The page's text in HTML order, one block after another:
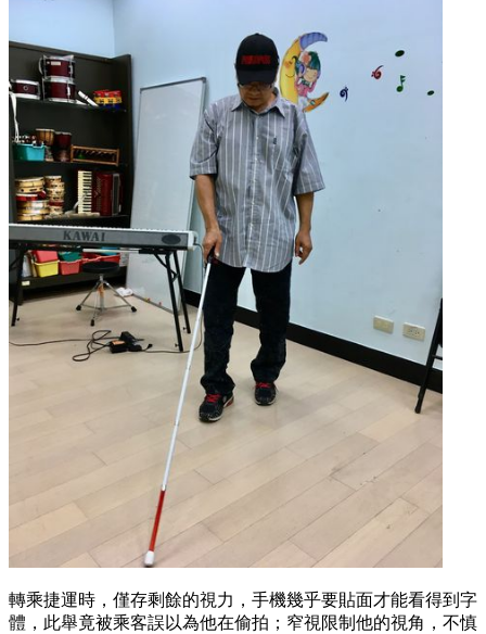
轉乘捷運時，僅存剩餘的視力，手機幾乎要貼面才能看得到字
體，此舉竟被乘客誤以為他在偷拍；窄視限制他的視角，不慎